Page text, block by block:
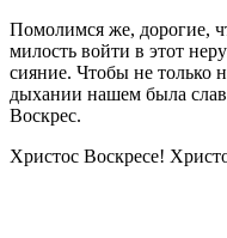
Помолимся же, дорогие,
милость войти в этот
сияние. Чтобы не только
дыхании нашем была
Воскрес.
Христос Воскресе!